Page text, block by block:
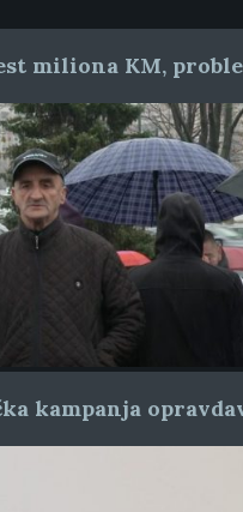
miliona KM,
kampanja